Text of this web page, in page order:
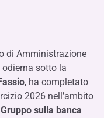
di Amministrazione
sotto la
, ha completato
2026 nell’ambito
sulla banca